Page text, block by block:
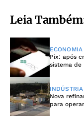
Leia
ECONOMIA
Pix: após
sistema de
Nova
para